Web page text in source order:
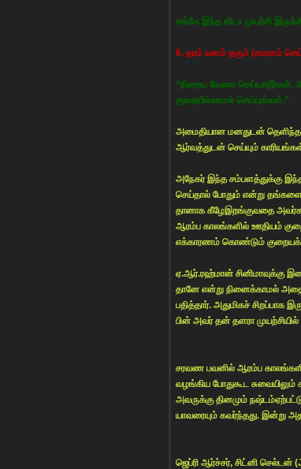
எங்கே இந்த விடா முயற்சி
6. தரம் வளம் தரும் (சமரசம்
“நிறைய வேலை
குறையில்லாமல் செய்யுங்கள்.”
அமைதியான மனதுடன் தெளிந்த
ஆர்வத்துடன் செய்யும்
அநேகர் இந்த சம்பளத்துக்கு
செய்தால் போதும் என்று
தானாக கீழேஇறங்குவதை
ஆரம்ப காலங்களில் ஊதியம்
எக்காரணம் கொண்டும்
ஏ.ஆர்.ரஹ்மான் சினிமாவுக்கு
தானே என்று நினைக்காமல்
பதித்தார். அதுமிகச்
பின் அவர் தன் தளரா
சரவண பவனில் ஆரம்ப
வழங்கிய போதுகூட
அவருக்கு தினமும்
யாவரையும் கவர்ந்தது. இன்று
ஜெப்ரி ஆர்ச்சர், சிட்னி